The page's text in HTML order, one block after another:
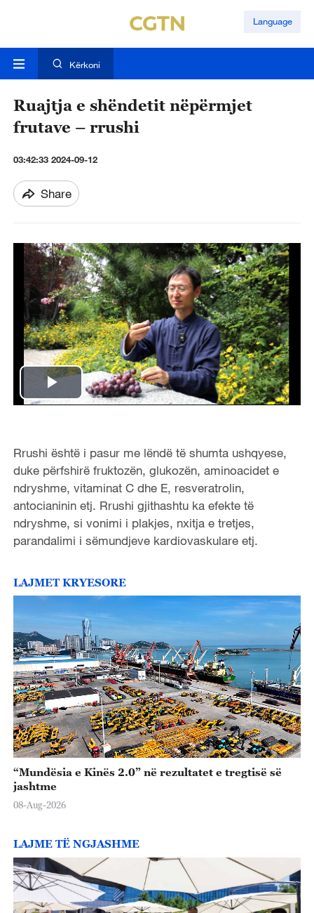
Language
Kërkoni
Ruajtja e shëndetit nëpërmjet
frutave – rrushi
03:42:33 2024-09-12
Share
P
a
y
V
d
e
o
Rrushi është i pasur me lëndë të shumta ushqyese,
duke përfshirë fruktozën, glukozën, aminoacidet e
ndryshme, vitaminat C dhe E, resveratrolin,
antocianinin etj. Rrushi gjithashtu ka efekte të
ndryshme, si vonimi i plakjes, nxitja e tretjes,
parandalimi i sëmundjeve kardiovaskulare etj.
LAJMET KRYESORE
“Mundësia e Kinës 2.0” në rezultatet e tregtisë së
jashtme
08-Aug-2026
LAJME TË NGJASHME